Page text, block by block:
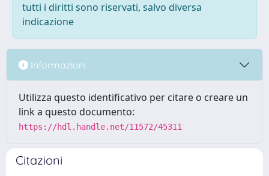
tutti i diritti sono riservati, salvo diversa
indicazione
Informazioni
Utilizza questo identificativo per citare o creare un
link a questo documento:
https://hdl.handle.net/11572/45311
Citazioni